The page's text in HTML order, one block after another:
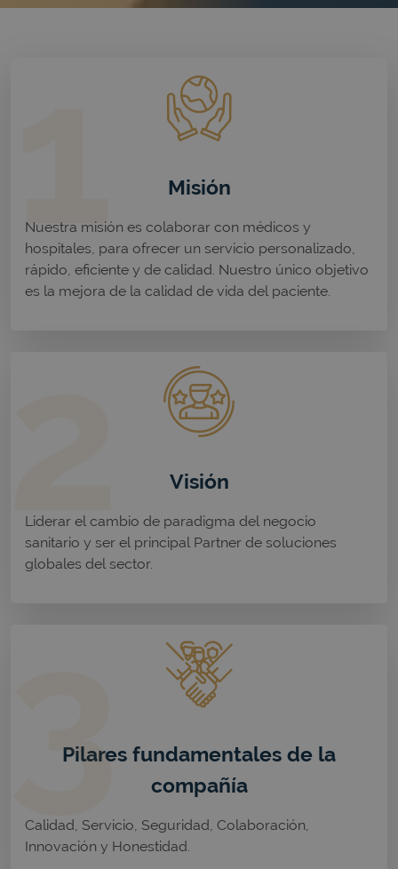
Misión
Nuestra misión es colaborar con médicos y
hospitales, para ofrecer un servicio personalizado,
rápido, eficiente y de calidad. Nuestro único objetivo
es la mejora de la calidad de vida del paciente.
Visión
Liderar el cambio de paradigma del negocio
sanitario y ser el principal Partner de soluciones
globales del sector.
Pilares fundamentales de la
compañía
Calidad, Servicio, Seguridad, Colaboración,
Innovación y Honestidad.